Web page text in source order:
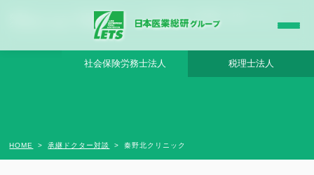
秦野北クリニック - 日本医業総研グループ |日本医業総研｜医院開業・承継・クリニッ
ク経営支援・医療モール開発
社会保険労務士法人 税理士法人
HOME 承継ドクター対談 秦野北クリニック